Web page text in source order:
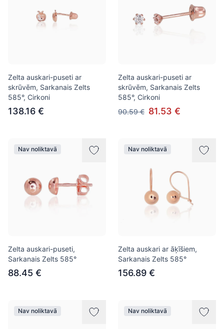
Zelta auskari-puseti ar
skrūvēm, Sarkanais Zelts
585°, Cirkoni
138.16 €
Zelta auskari-puseti ar
skrūvēm, Sarkanais Zelts
585°, Cirkoni
90.59 € 81.53 €
Nav noliktavā
Zelta auskari-puseti,
Sarkanais Zelts 585°
88.45 €
Nav noliktavā
Zelta auskari ar āķīšiem,
Sarkanais Zelts 585°
156.89 €
Nav noliktavā Nav noliktavā